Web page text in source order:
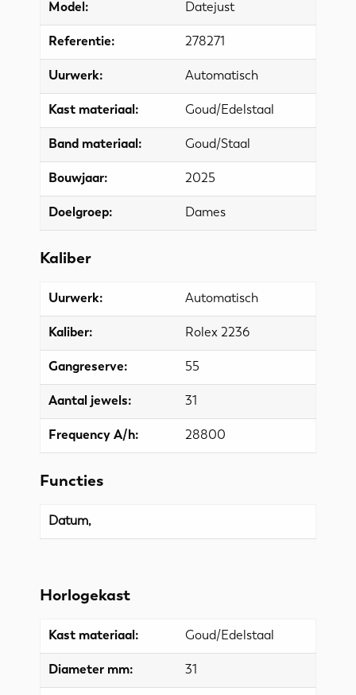
Model: Datejust
Referentie: 278271
Uurwerk: Automatisch
Kast materiaal: Goud/Edelstaal
Band materiaal: Goud/Staal
Bouwjaar: 2025
Doelgroep: Dames
Kaliber
Uurwerk: Automatisch
Kaliber: Rolex 2236
Gangreserve: 55
Aantal jewels: 31
Frequency A/h: 28800
Functies
Datum,
Horlogekast
Kast materiaal: Goud/Edelstaal
Diameter mm: 31